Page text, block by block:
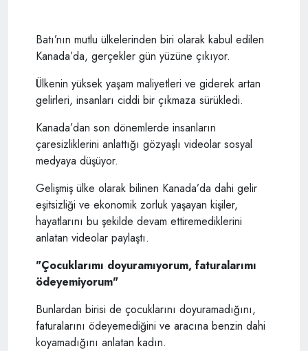
Batı’nın mutlu ülkelerinden biri olarak kabul edilen
Kanada’da, gerçekler gün yüzüne çıkıyor.
Ülkenin yüksek yaşam maliyetleri ve giderek artan
gelirleri, insanları ciddi bir çıkmaza sürükledi.
Kanada’dan son dönemlerde insanların
çaresizliklerini anlattığı gözyaşlı videolar sosyal
medyaya düşüyor.
Gelişmiş ülke olarak bilinen Kanada’da dahi gelir
eşitsizliği ve ekonomik zorluk yaşayan kişiler,
hayatlarını bu şekilde devam ettiremediklerini
anlatan videolar paylaştı.
"Çocuklarımı doyuramıyorum, faturalarımı
ödeyemiyorum"
Bunlardan birisi de çocuklarını doyuramadığını,
faturalarını ödeyemediğini ve aracına benzin dahi
koyamadığını anlatan kadın.